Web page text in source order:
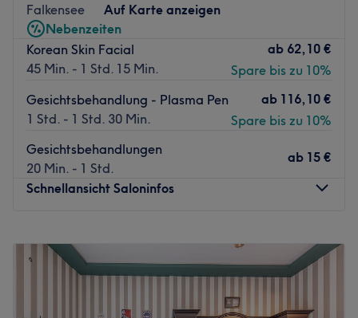
Falkensee
Auf Karte anzeigen
Nebenzeiten
Korean Skin Facial
45 Min. - 1 Std. 15 Min.
ab 62,10 €
Spare bis zu 10%
Gesichtsbehandlung - Plasma Pen
1 Std. - 1 Std. 30 Min.
ab 116,10 €
Spare bis zu 10%
Gesichtsbehandlungen
20 Min. - 1 Std.
ab 15 €
Schnellansicht Saloninfos
Dienstag
10:00
18:00
Mittwoch
–18:00
18:00